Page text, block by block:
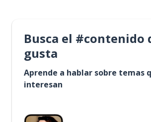
Busca el #contenido
gusta
Aprende a hablar sobre temas
interesan